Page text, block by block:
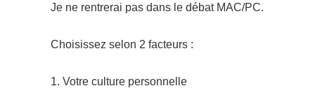
Je ne rentrerai pas dans le débat MAC/PC.
Choisissez selon 2 facteurs :
1. Votre culture personnelle